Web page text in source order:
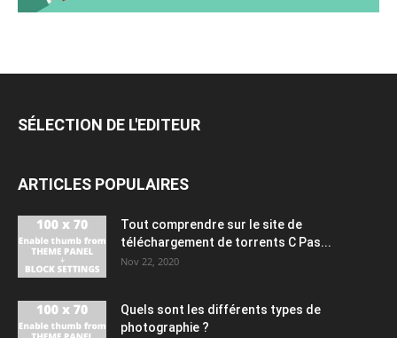
SÉLECTION DE L'EDITEUR
ARTICLES POPULAIRES
Tout comprendre sur le site de
téléchargement de torrents C Pas...
Nov 22, 2020
Quels sont les différents types de
photographie ?